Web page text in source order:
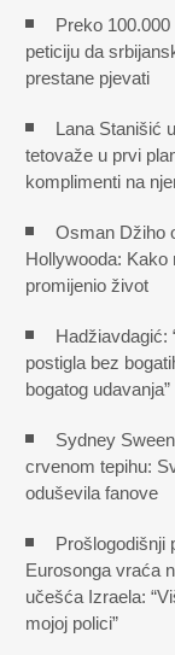
Preko
peticiju da
prestane pjevati
Lana Stanišić
tetovaže u prvi
komplimenti na
Osman Džiho
Hollywooda: Kako
promijenio život
Hadžiavdagić:
postigla bez
bogatog udavanja”
Sydney
crvenom tepihu:
oduševila fanove
Prošlogodišnji
Eurosonga vraća
učešća Izraela:
mojoj polici”